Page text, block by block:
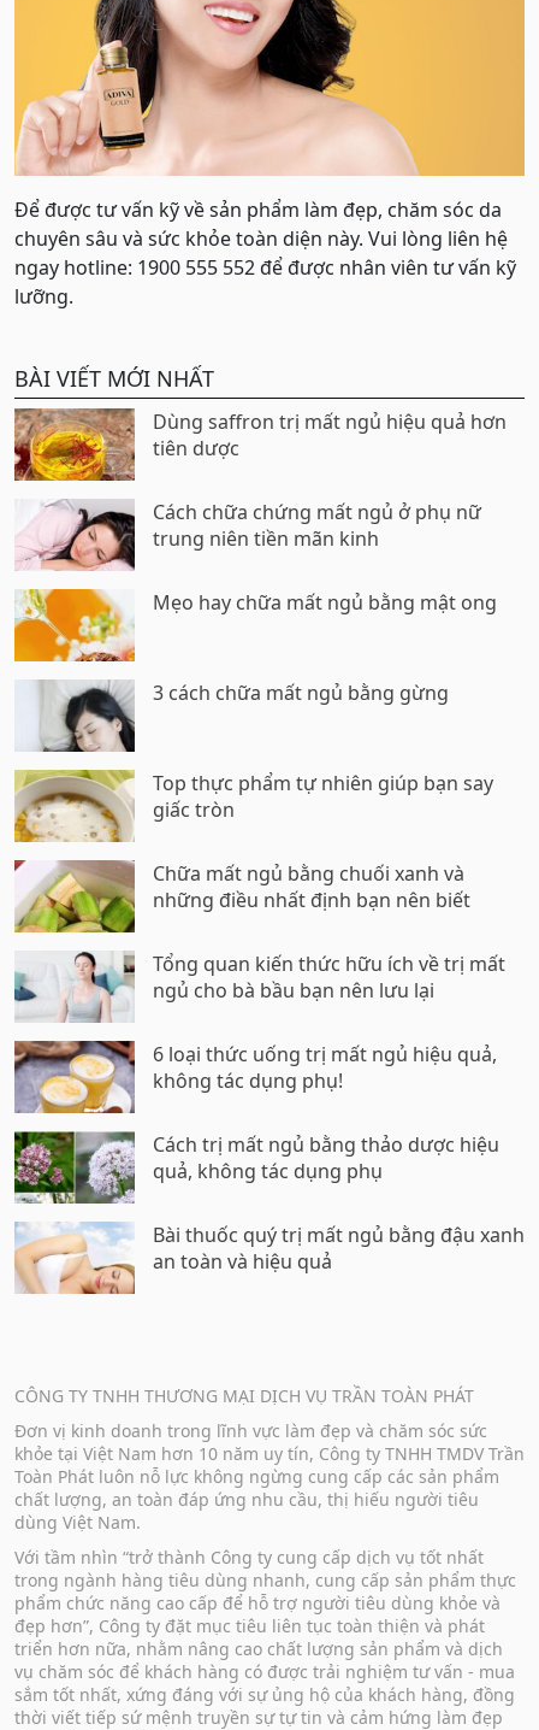
Để được tư vấn kỹ về sản phẩm làm đẹp, chăm sóc da
chuyên sâu và sức khỏe toàn diện này. Vui lòng liên hệ
ngay hotline: 1900 555 552 để được nhân viên tư vấn kỹ
lưỡng.
BÀI VIẾT MỚI NHẤT
Dùng saffron trị mất ngủ hiệu quả hơn
tiên dược
Cách chữa chứng mất ngủ ở phụ nữ
trung niên tiền mãn kinh
Mẹo hay chữa mất ngủ bằng mật ong
3 cách chữa mất ngủ bằng gừng
Top thực phẩm tự nhiên giúp bạn say
giấc tròn
Chữa mất ngủ bằng chuối xanh và
những điều nhất định bạn nên biết
Tổng quan kiến thức hữu ích về trị mất
ngủ cho bà bầu bạn nên lưu lại
6 loại thức uống trị mất ngủ hiệu quả,
không tác dụng phụ!
Cách trị mất ngủ bằng thảo dược hiệu
quả, không tác dụng phụ
Bài thuốc quý trị mất ngủ bằng đậu xanh
an toàn và hiệu quả
CÔNG TY TNHH THƯƠNG MẠI DỊCH VỤ TRẦN TOÀN PHÁT
Đơn vị kinh doanh trong lĩnh vực làm đẹp và chăm sóc sức
khỏe tại Việt Nam hơn 10 năm uy tín, Công ty TNHH TMDV Trần
Toàn Phát luôn nỗ lực không ngừng cung cấp các sản phẩm
chất lượng, an toàn đáp ứng nhu cầu, thị hiếu người tiêu
dùng Việt Nam.
Với tầm nhìn “trở thành Công ty cung cấp dịch vụ tốt nhất
trong ngành hàng tiêu dùng nhanh, cung cấp sản phẩm thực
phẩm chức năng cao cấp để hỗ trợ người tiêu dùng khỏe và
đẹp hơn”, Công ty đặt mục tiêu liên tục toàn thiện và phát
triển hơn nữa, nhằm nâng cao chất lượng sản phẩm và dịch
vụ chăm sóc để khách hàng có được trải nghiệm tư vấn - mua
sắm tốt nhất, xứng đáng với sự ủng hộ của khách hàng, đồng
thời viết tiếp sứ mệnh truyền sự tự tin và cảm hứng làm đẹp